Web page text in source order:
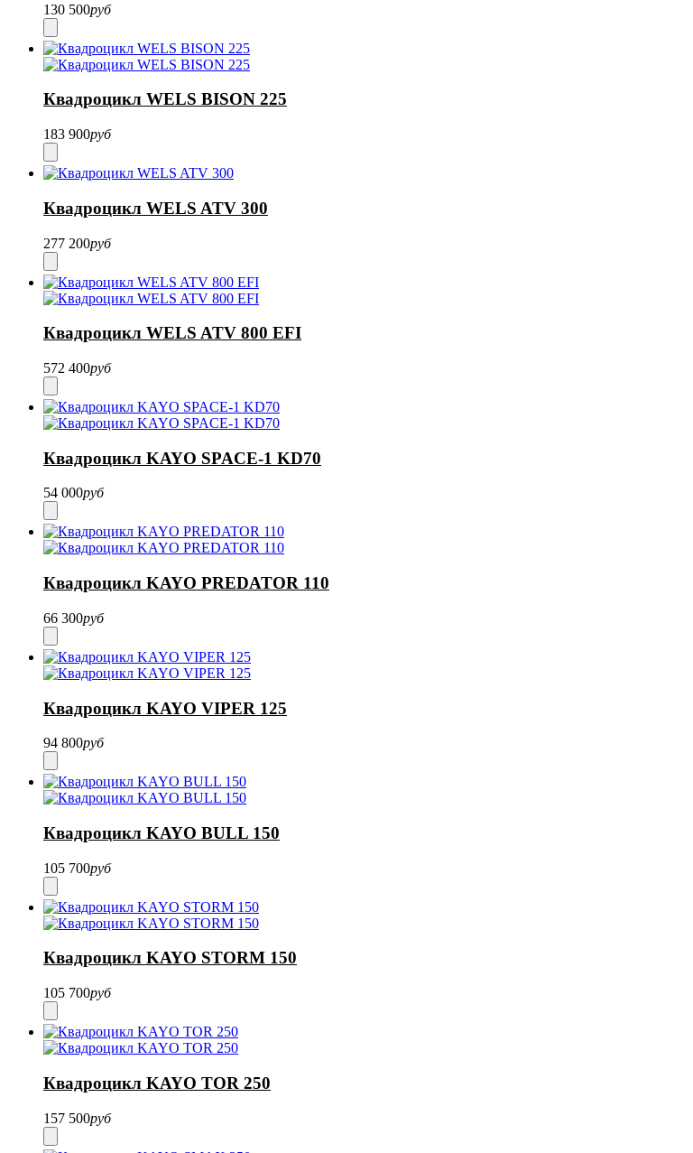
130 500руб
Квадроцикл WELS BISON 225
183 900руб
Квадроцикл WELS ATV 300
277 200руб
Квадроцикл WELS ATV 800 EFI
572 400руб
Квадроцикл KAYO SPACE-1 KD70
54 000руб
Квадроцикл KAYO PREDATOR 110
66 300руб
Квадроцикл KAYO VIPER 125
94 800руб
Квадроцикл KAYO BULL 150
105 700руб
Квадроцикл KAYO STORM 150
105 700руб
Квадроцикл KAYO TOR 250
157 500руб